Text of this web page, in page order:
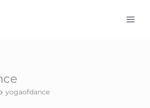
yogaofdance